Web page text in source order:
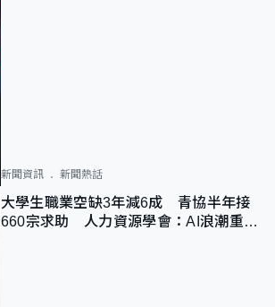
新聞資訊 新聞熱話
大學生職業空缺3年減6成 青協半年接
660宗求助 人力資源學會：AI浪潮重整